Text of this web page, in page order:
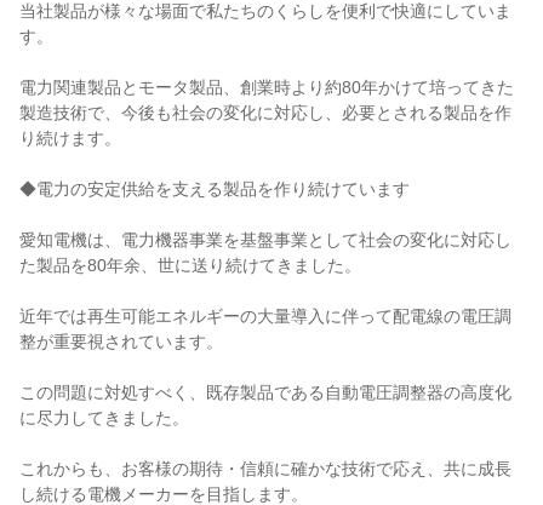
当社製品が様々な場面で私たちのくらしを便利で快適にしていま
す。
電力関連製品とモータ製品、創業時より約80年かけて培ってきた
製造技術で、今後も社会の変化に対応し、必要とされる製品を作
り続けます。
◆電力の安定供給を支える製品を作り続けています
愛知電機は、電力機器事業を基盤事業として社会の変化に対応し
た製品を80年余、世に送り続けてきました。
近年では再生可能エネルギーの大量導入に伴って配電線の電圧調
整が重要視されています。
この問題に対処すべく、既存製品である自動電圧調整器の高度化
に尽力してきました。
これからも、お客様の期待・信頼に確かな技術で応え、共に成長
し続ける電機メーカーを目指します。